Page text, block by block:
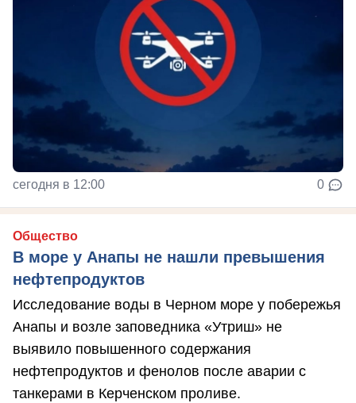
сегодня в 12:00 0
Общество
В море у Анапы не нашли превышения
нефтепродуктов
Исследование воды в Черном море у побережья
Анапы и возле заповедника «Утриш» не
выявило повышенного содержания
нефтепродуктов и фенолов после аварии с
танкерами в Керченском проливе.